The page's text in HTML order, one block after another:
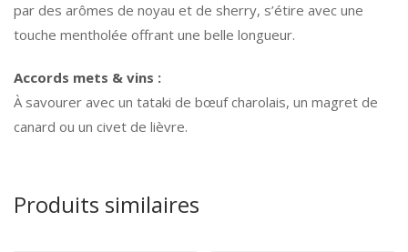
par des arômes de noyau et de sherry, s’étire avec une
touche mentholée offrant une belle longueur.
Accords mets & vins :
À savourer avec un tataki de bœuf charolais, un magret de
canard ou un civet de lièvre.
Produits similaires